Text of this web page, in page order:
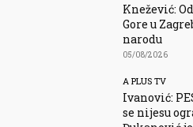
Knežević:
Gore u
narodu
05/08/2026
A PLUS TV
Ivanović:
se nijesu